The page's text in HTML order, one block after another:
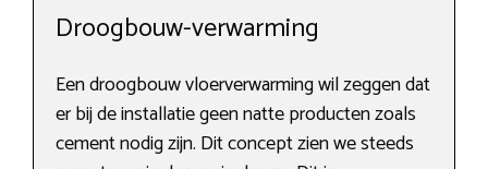
Droogbouw-verwarming
Een droogbouw vloerverwarming wil zeggen dat
er bij de installatie geen natte producten zoals
cement nodig zijn. Dit concept zien we steeds